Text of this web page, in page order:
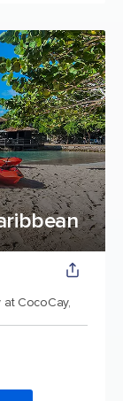
at CocoCay,